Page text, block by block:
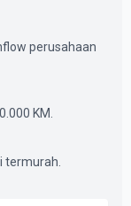
perusahaan
KM.
termurah.